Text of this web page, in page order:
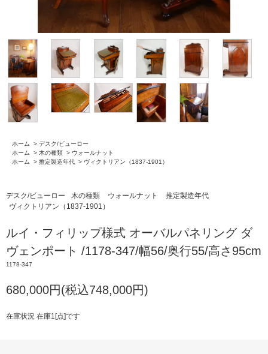
ホーム > デスク/ビューロー
ホーム
> 木の種類 > ウォールナット
ホーム
> 推定製造年代 > ヴィクトリアン（1837-1901）
デスク/ビューロー 木の種類 ウォールナット
推定製造年代
ヴィクトリアン（1837-1901）
ルイ・フィリップ様式 オーバルパネリング ダ
ヴェンポート /1178-347/幅56/奥行55/高さ95cm
1178-347
680,000円(税込748,000円)
在庫状況 在庫1[点]です